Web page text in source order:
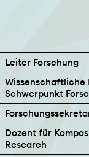
Leiter Forschung
Schwerpunkt
Dozent für
Research